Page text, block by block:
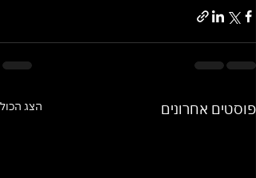
פוסטים אחרונים הצג הכול